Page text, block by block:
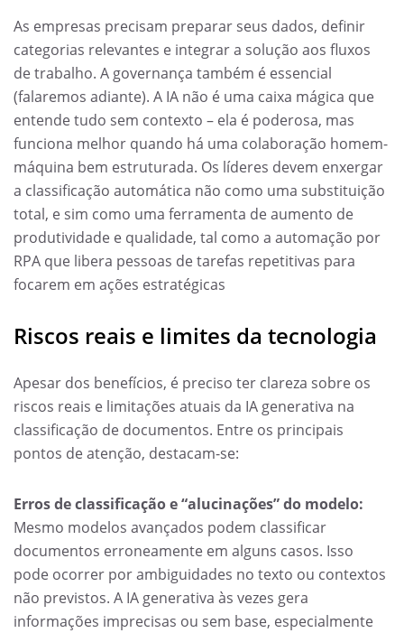
As empresas precisam preparar seus dados, definir
categorias relevantes e integrar a solução aos fluxos
de trabalho. A governança também é essencial
(falaremos adiante). A IA não é uma caixa mágica que
entende tudo sem contexto – ela é poderosa, mas
funciona melhor quando há uma colaboração homem-
máquina bem estruturada. Os líderes devem enxergar
a classificação automática não como uma substituição
total, e sim como uma ferramenta de aumento de
produtividade e qualidade, tal como a automação por
RPA que libera pessoas de tarefas repetitivas para
focarem em ações estratégicas
Riscos reais e limites da tecnologia
Apesar dos benefícios, é preciso ter clareza sobre os
riscos reais e limitações atuais da IA generativa na
classificação de documentos. Entre os principais
pontos de atenção, destacam-se:
Erros de classificação e “alucinações” do modelo:
Mesmo modelos avançados podem classificar
documentos erroneamente em alguns casos. Isso
pode ocorrer por ambiguidades no texto ou contextos
não previstos. A IA generativa às vezes gera
informações imprecisas ou sem base, especialmente